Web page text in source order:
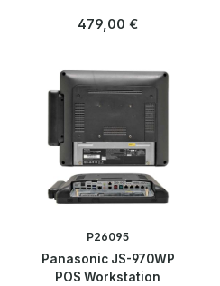
Regulärer Preis:
479,00 €
P26095
Panasonic JS-970WP
POS Workstation